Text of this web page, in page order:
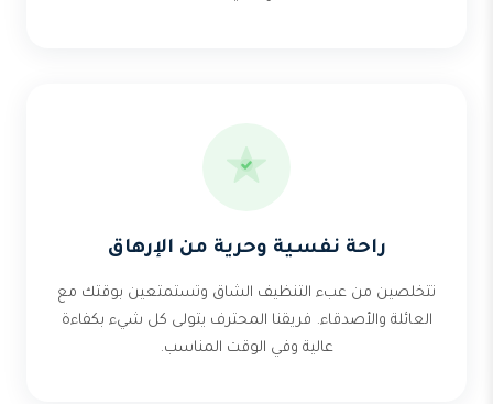
راحة نفسية وحرية من الإرهاق
تتخلصين من عبء التنظيف الشاق وتستمتعين بوقتك مع
العائلة والأصدقاء. فريقنا المحترف يتولى كل شيء بكفاءة
عالية وفي الوقت المناسب.